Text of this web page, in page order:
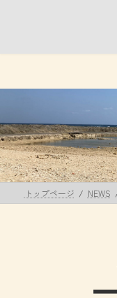
ス
プ
ン
動
トップページ NEWS